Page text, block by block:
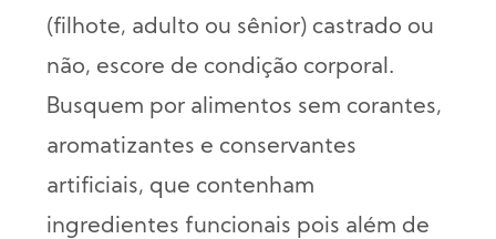
(filhote, adulto ou sênior) castrado ou
não, escore de condição corporal.
Busquem por alimentos sem corantes,
aromatizantes e conservantes
artificiais, que contenham
ingredientes funcionais pois além de